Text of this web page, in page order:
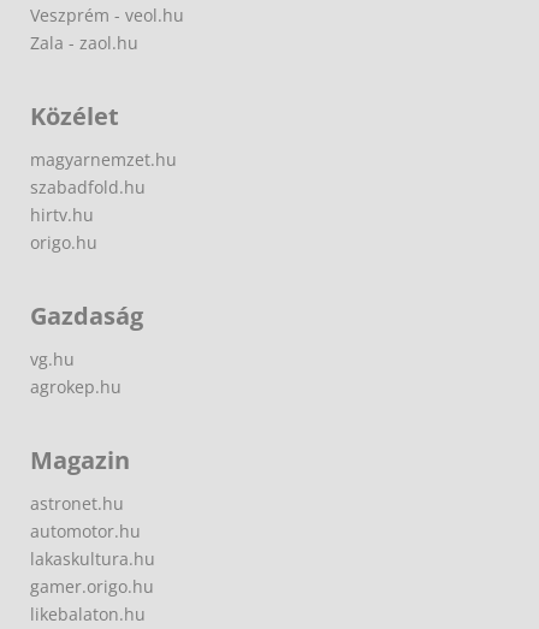
Veszprém - veol.hu
Zala - zaol.hu
Közélet
magyarnemzet.hu
szabadfold.hu
hirtv.hu
origo.hu
Gazdaság
vg.hu
agrokep.hu
Magazin
astronet.hu
automotor.hu
lakaskultura.hu
gamer.origo.hu
likebalaton.hu